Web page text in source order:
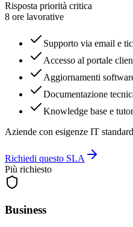
Risposta priorità critica
8 ore lavorative
Supporto via email e
Accesso al portale
Aggiornamenti
Documentazione
Knowledge base e
Aziende con esigenze IT
Richiedi questo SLA
Più richiesto
Business